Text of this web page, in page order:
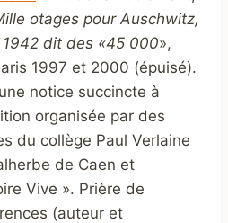
otages pour Auschwitz,
dit des «45 000»,
1997 et 2000 (épuisé).
notice succincte à
organisée par des
du collège Paul Verlaine
de Caen et
Vive ». Prière de
(auteur et